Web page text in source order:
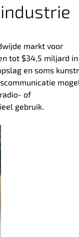
markt voor
tot $34,5 miljard
en soms
of
gebruik.